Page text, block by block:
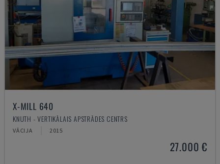
X-MILL 640
KNUTH - VERTIKĀLAIS APSTRĀDES CENTRS
VĀCIJA 2015
27.000 €